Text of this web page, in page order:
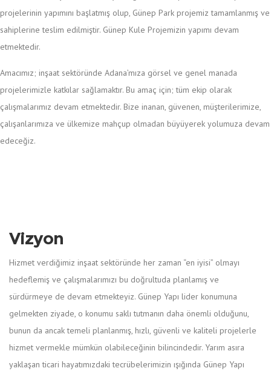
projelerinin yapımını başlatmış olup, Günep Park projemiz tamamlanmış ve
sahiplerine teslim edilmiştir. Günep Kule Projemizin yapımı devam
etmektedir.
Amacımız; inşaat sektöründe Adana’mıza görsel ve genel manada
projelerimizle katkılar sağlamaktır. Bu amaç için; tüm ekip olarak
çalışmalarımız devam etmektedir. Bize inanan, güvenen, müşterilerimize,
çalışanlarımıza ve ülkemize mahçup olmadan büyüyerek yolumuza devam
edeceğiz.
Vizyon
Hizmet verdiğimiz inşaat sektöründe her zaman “en iyisi” olmayı
hedeflemiş ve çalışmalarımızı bu doğrultuda planlamış ve
sürdürmeye de devam etmekteyiz. Günep Yapı lider konumuna
gelmekten ziyade, o konumu saklı tutmanın daha önemli olduğunu,
bunun da ancak temeli planlanmış, hızlı, güvenli ve kaliteli projelerle
hizmet vermekle mümkün olabileceğinin bilincindedir. Yarım asıra
yaklaşan ticari hayatımızdaki tecrübelerimizin ışığında Günep Yapı